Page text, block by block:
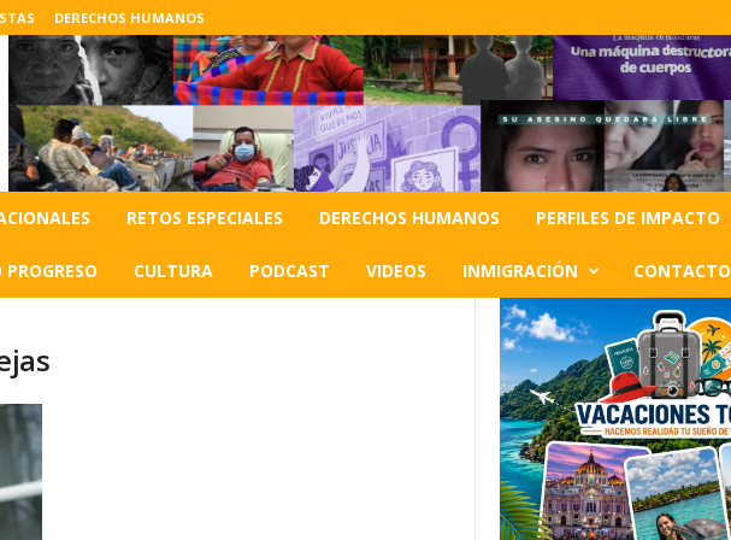
DERECHOS HUMANOS
RETOS ESPECIALES DERECHOS HUMANOS PERFILES DE IMPACTO
PROGRESO CULTURA PODCAST VIDEOS INMIGRACIÓN CONTACTO